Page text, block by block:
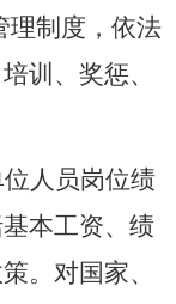
理制度，依法
训、奖惩、
人员岗位绩
本工资、绩
。对国家、